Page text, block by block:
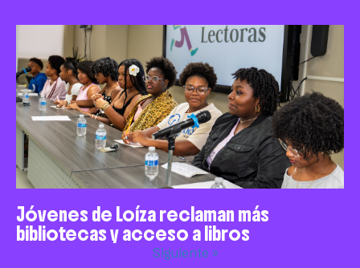
Jóvenes de Loíza reclaman más
bibliotecas y acceso a libros
Siguiente »